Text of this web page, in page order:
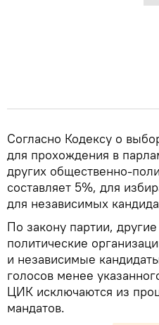
Согласно Кодексу о
для прохождения в
других общественно-
составляет 5%, для
для независимых
По закону партии,
политические
и независимые
голосов менее
ЦИК исключаются из
мандатов.